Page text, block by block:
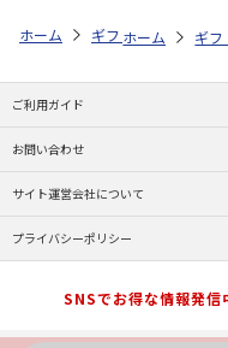
ホーム ギフトストア お
ホーム ギフ
ご利用ガイド
お問い合わせ
サイト運営会社について
プライバシーポリシー
SNSでお得な情報発信